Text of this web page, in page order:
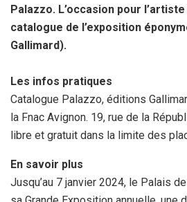
Palazzo. L’occasion pour
catalogue de l’exposition
Gallimard).
Les infos pratiques
Catalogue Palazzo, éditions
la Fnac Avignon. 19, rue de la
libre et gratuit dans la limite des
En savoir plus
Jusqu’au 7 janvier 2024, le Palais